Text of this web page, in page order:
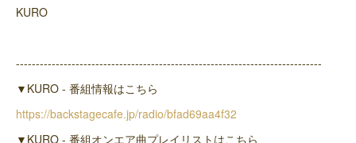
KURO
-----------------------------------------------------------------------------
▼KURO - 番組情報はこちら
https://backstagecafe.jp/radio/bfad69aa4f32
▼KURO - 番組オンエア曲プレイリストはこちら